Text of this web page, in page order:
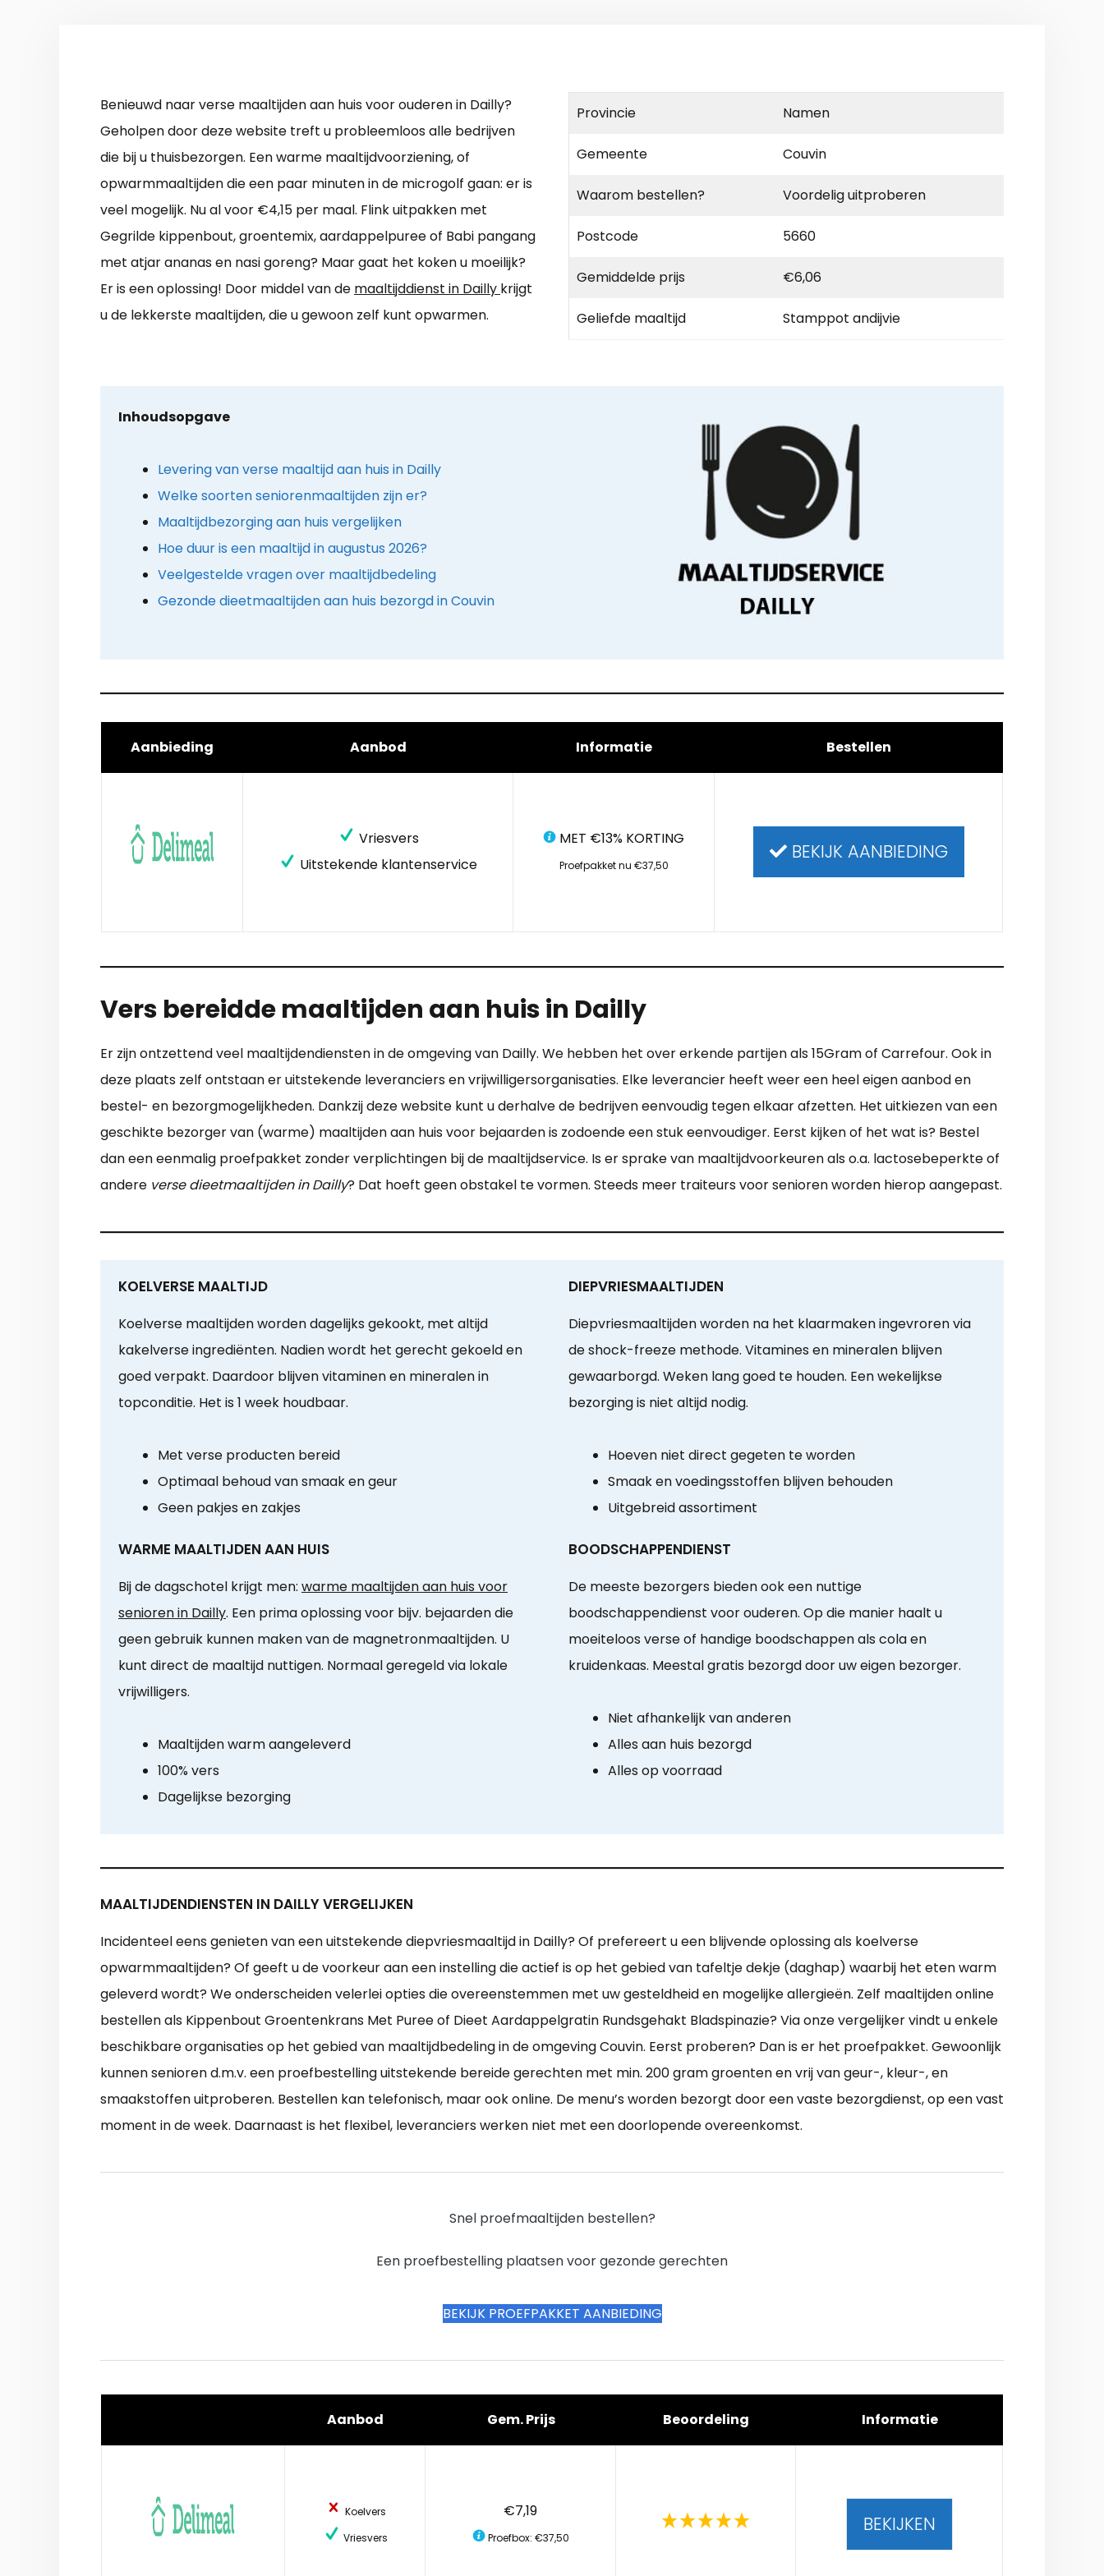
Benieuwd naar verse maaltijden aan huis voor ouderen in Dailly?
Geholpen door deze website treft u probleemloos alle bedrijven
die bij u thuisbezorgen. Een warme maaltijdvoorziening, of
opwarmmaaltijden die een paar minuten in de microgolf gaan: er is
veel mogelijk. Nu al voor €4,15 per maal. Flink uitpakken met
Gegrilde kippenbout, groentemix, aardappelpuree of Babi pangang
met atjar ananas en nasi goreng? Maar gaat het koken u moeilijk?
Er is een oplossing! Door middel van de maaltijddienst in Dailly krijgt
u de lekkerste maaltijden, die u gewoon zelf kunt opwarmen.
Provincie Namen
Gemeente Couvin
Waarom bestellen? Voordelig uitproberen
Postcode 5660
Gemiddelde prijs €6,06
Geliefde maaltijd Stamppot andijvie
Inhoudsopgave
Levering van verse maaltijd aan huis in Dailly
Welke soorten seniorenmaaltijden zijn er?
Maaltijdbezorging aan huis vergelijken
Hoe duur is een maaltijd in augustus 2026?
Veelgestelde vragen over maaltijdbedeling
Gezonde dieetmaaltijden aan huis bezorgd in Couvin
Aanbieding Aanbod Informatie Bestellen
Vriesvers
Uitstekende klantenservice
MET €13% KORTING
Proefpakket nu €37,50
BEKIJK AANBIEDING
Vers bereidde maaltijden aan huis in Dailly
Er zijn ontzettend veel maaltijdendiensten in de omgeving van Dailly. We hebben het over erkende partijen als 15Gram of Carrefour. Ook in
deze plaats zelf ontstaan er uitstekende leveranciers en vrijwilligersorganisaties. Elke leverancier heeft weer een heel eigen aanbod en
bestel- en bezorgmogelijkheden. Dankzij deze website kunt u derhalve de bedrijven eenvoudig tegen elkaar afzetten. Het uitkiezen van een
geschikte bezorger van (warme) maaltijden aan huis voor bejaarden is zodoende een stuk eenvoudiger. Eerst kijken of het wat is? Bestel
dan een eenmalig proefpakket zonder verplichtingen bij de maaltijdservice. Is er sprake van maaltijdvoorkeuren als o.a. lactosebeperkte of
andere verse dieetmaaltijden in Dailly? Dat hoeft geen obstakel te vormen. Steeds meer traiteurs voor senioren worden hierop aangepast.
KOELVERSE MAALTIJD
Koelverse maaltijden worden dagelijks gekookt, met altijd
kakelverse ingrediënten. Nadien wordt het gerecht gekoeld en
goed verpakt. Daardoor blijven vitaminen en mineralen in
topconditie. Het is 1 week houdbaar.
Met verse producten bereid
Optimaal behoud van smaak en geur
Geen pakjes en zakjes
DIEPVRIESMAALTIJDEN
Diepvriesmaaltijden worden na het klaarmaken ingevroren via
de shock-freeze methode. Vitamines en mineralen blijven
gewaarborgd. Weken lang goed te houden. Een wekelijkse
bezorging is niet altijd nodig.
Hoeven niet direct gegeten te worden
Smaak en voedingsstoffen blijven behouden
Uitgebreid assortiment
WARME MAALTIJDEN AAN HUIS
Bij de dagschotel krijgt men: warme maaltijden aan huis voor
senioren in Dailly. Een prima oplossing voor bijv. bejaarden die
geen gebruik kunnen maken van de magnetronmaaltijden. U
kunt direct de maaltijd nuttigen. Normaal geregeld via lokale
vrijwilligers.
Maaltijden warm aangeleverd
100% vers
Dagelijkse bezorging
BOODSCHAPPENDIENST
De meeste bezorgers bieden ook een nuttige
boodschappendienst voor ouderen. Op die manier haalt u
moeiteloos verse of handige boodschappen als cola en
kruidenkaas. Meestal gratis bezorgd door uw eigen bezorger.
Niet afhankelijk van anderen
Alles aan huis bezorgd
Alles op voorraad
MAALTIJDENDIENSTEN IN DAILLY VERGELIJKEN
Incidenteel eens genieten van een uitstekende diepvriesmaaltijd in Dailly? Of prefereert u een blijvende oplossing als koelverse
opwarmmaaltijden? Of geeft u de voorkeur aan een instelling die actief is op het gebied van tafeltje dekje (daghap) waarbij het eten warm
geleverd wordt? We onderscheiden velerlei opties die overeenstemmen met uw gesteldheid en mogelijke allergieën. Zelf maaltijden online
bestellen als Kippenbout Groentenkrans Met Puree of Dieet Aardappelgratin Rundsgehakt Bladspinazie? Via onze vergelijker vindt u enkele
beschikbare organisaties op het gebied van maaltijdbedeling in de omgeving Couvin. Eerst proberen? Dan is er het proefpakket. Gewoonlijk
kunnen senioren d.m.v. een proefbestelling uitstekende bereide gerechten met min. 200 gram groenten en vrij van geur-, kleur-, en
smaakstoffen uitproberen. Bestellen kan telefonisch, maar ook online. De menu’s worden bezorgt door een vaste bezorgdienst, op een vast
moment in de week. Daarnaast is het flexibel, leveranciers werken niet met een doorlopende overeenkomst.
Snel proefmaaltijden bestellen?
Een proefbestelling plaatsen voor gezonde gerechten
BEKIJK PROEFPAKKET AANBIEDING
Aanbod Gem. Prijs Beoordeling Informatie
Koelvers
Vriesvers
€7,19
Proefbox: €37,50
BEKIJKEN